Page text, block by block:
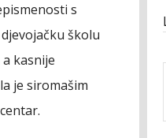
s
školu
kasnije
je siromašim